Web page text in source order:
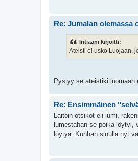
Re: Jumalan olemassa
Intiaani kirjoitti:
Ateisti ei usko Luojaan,
Pystyy se ateistiki luomaan
Re: Ensimmäinen
Laitoin otsikot eli lumi,
lumestahan se poika
löytyä. Kunhan sinulla nyt